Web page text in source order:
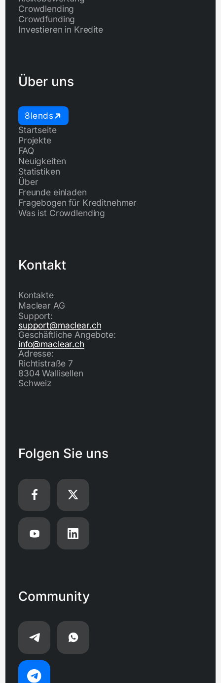
Crowdlending
Crowdfunding
Investieren in Kredite
Über uns
8lends
Startseite
Projekte
FAQ
Neuigkeiten
Statistiken
Über
Freunde einladen
Fragebogen für Kreditnehmer
Was ist Crowdlending
Kontakt
Kontakte
Maclear AG
Support:
support@maclear.ch
Geschäftliche Angebote:
info@maclear.ch
Adresse:
Richtistraße 7
8304 Wallisellen
Schweiz
Folgen Sie uns
Community